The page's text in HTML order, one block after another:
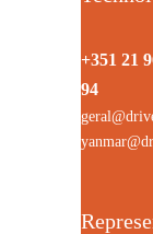
+351 21
94